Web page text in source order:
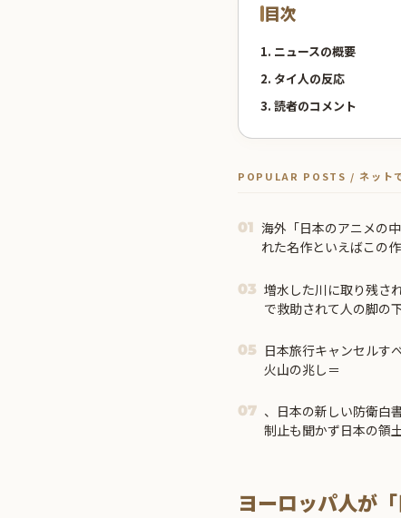
目次
1. ニュースの概要
2. タイ人の反応
3. 読者のコメント
POPULAR POSTS / ネット
01 海外「日本のアニメの
れた名作といえばこの
03 増水した川に取り残さ
で救助されて人の脚の
05 日本旅行キャンセルす
火山の兆し＝
07 、日本の新しい防衛白
制止も聞かず日本の領
ヨーロッパ人が